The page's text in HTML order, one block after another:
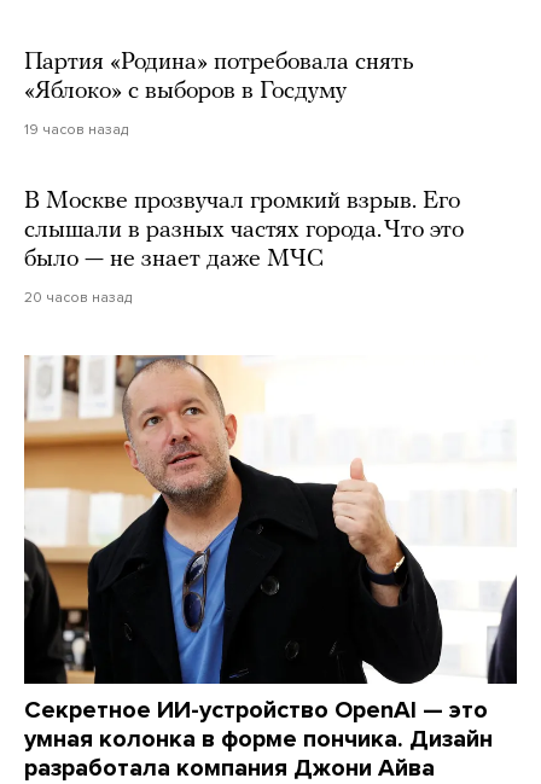
Партия «Родина» потребовала снять
«Яблоко» с выборов в Госдуму
19 часов назад
В Москве прозвучал громкий взрыв. Его
слышали в разных частях города. Что это
было — не знает даже МЧС
20 часов назад
Секретное ИИ-устройство OpenAI — это
умная колонка в форме пончика. Дизайн
разработала компания Джони Айва